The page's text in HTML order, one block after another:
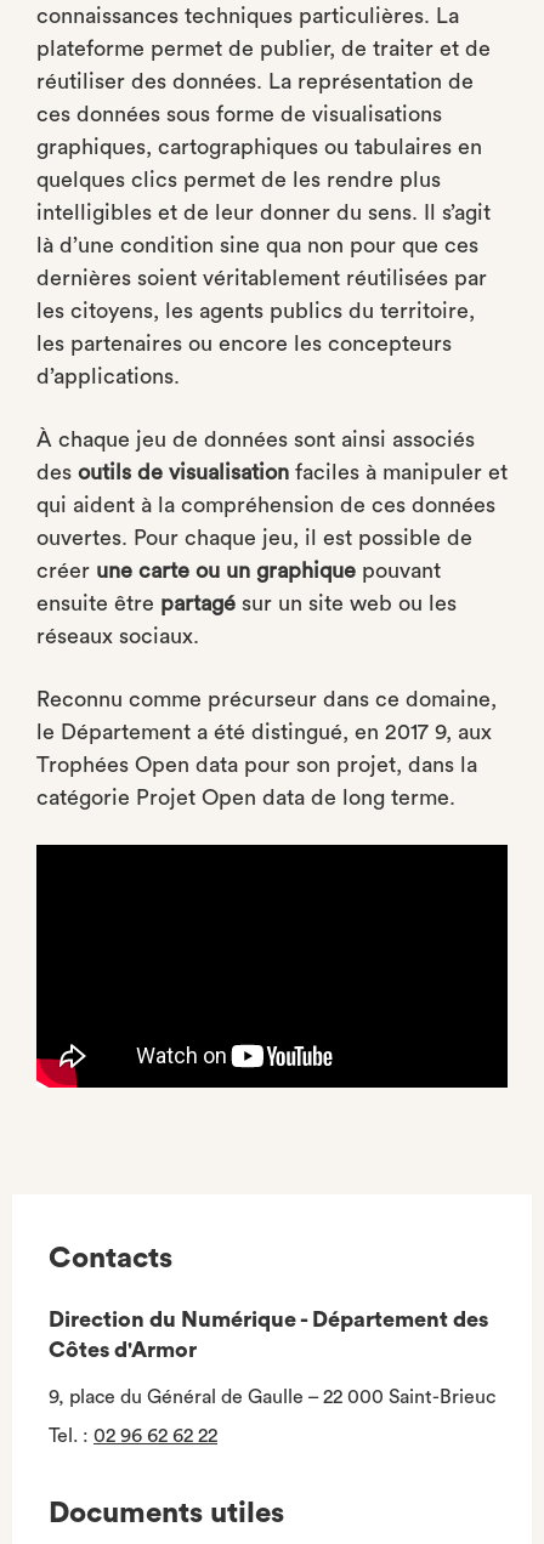
connaissances techniques particulières. La
plateforme permet de publier, de traiter et de
réutiliser des données. La représentation de
ces données sous forme de visualisations
graphiques, cartographiques ou tabulaires en
quelques clics permet de les rendre plus
intelligibles et de leur donner du sens. Il s’agit
là d’une condition sine qua non pour que ces
dernières soient véritablement réutilisées par
les citoyens, les agents publics du territoire,
les partenaires ou encore les concepteurs
d’applications.
À chaque jeu de données sont ainsi associés
des outils de visualisation faciles à manipuler et
qui aident à la compréhension de ces données
ouvertes. Pour chaque jeu, il est possible de
créer une carte ou un graphique pouvant
ensuite être partagé sur un site web ou les
réseaux sociaux.
Reconnu comme précurseur dans ce domaine,
le Département a été distingué, en 2017 9, aux
Trophées Open data pour son projet, dans la
catégorie Projet Open data de long terme.
Contacts
Direction du Numérique - Département des
Côtes d'Armor
9, place du Général de Gaulle – 22 000 Saint-Brieuc
Tel. : 02 96 62 62 22
Documents utiles